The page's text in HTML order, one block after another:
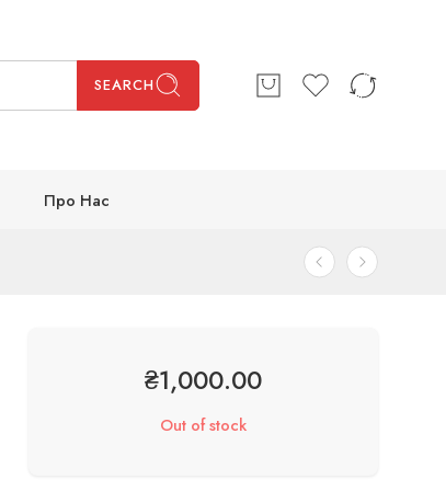
SEARCH
Про Нас
₴1,000.00
Out of stock